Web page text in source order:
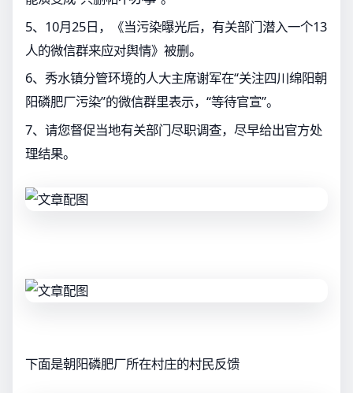
5、10月25日，《当污染曝光后，有关部门潜入一个13
人的微信群来应对舆情》被删。
6、秀水镇分管环境的人大主席谢军在“关注四川绵阳朝
阳磷肥厂污染”的微信群里表示，“等待官宣”。
7、请您督促当地有关部门尽职调查，尽早给出官方处
理结果。
下面是朝阳磷肥厂所在村庄的村民反馈